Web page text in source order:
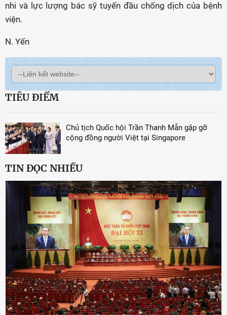
nhi và lực lượng bác sỹ tuyến đầu chống dịch của bệnh
viện.
N. Yến
TIÊU ĐIỂM
Chủ tịch Quốc hội Trần Thanh Mẫn gặp gỡ
cộng đồng người Việt tại Singapore
TIN ĐỌC NHIỀU